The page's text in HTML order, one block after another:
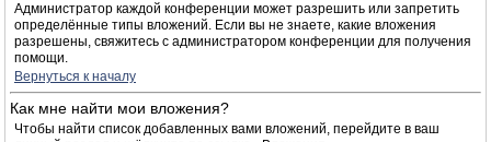
Администратор каждой конференции может разрешить или запретить
определённые типы вложений. Если вы не знаете, какие вложения
разрешены, свяжитесь с администратором конференции для получения
помощи.
Вернуться к началу
Как мне найти мои вложения?
Чтобы найти список добавленных вами вложений, перейдите в ваш